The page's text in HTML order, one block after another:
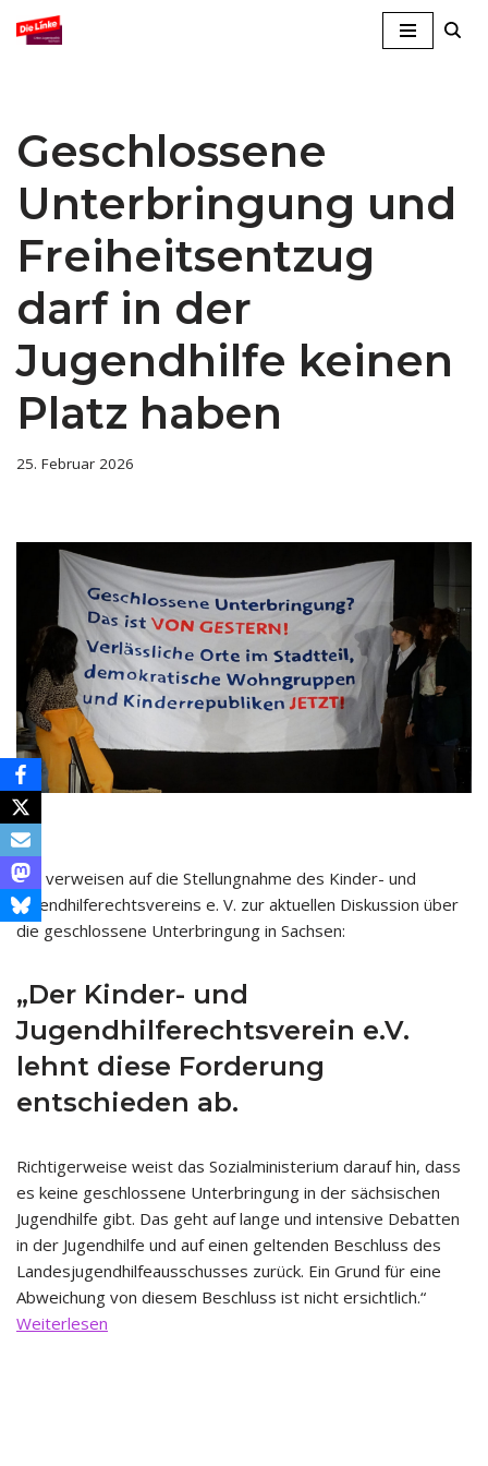
Geschlossene
Unterbringung und
Freiheitsentzug
darf in der
Jugendhilfe keinen
Platz haben
25. Februar 2026
Wir verweisen auf die Stellungnahme des Kinder- und
Jugendhilferechtsvereins e. V. zur aktuellen Diskussion über
die geschlossene Unterbringung in Sachsen:
„Der Kinder- und
Jugendhilferechtsverein e.V.
lehnt diese Forderung
entschieden ab.
Richtigerweise weist das Sozialministerium darauf hin, dass
es keine geschlossene Unterbringung in der sächsischen
Jugendhilfe gibt. Das geht auf lange und intensive Debatten
in der Jugendhilfe und auf einen geltenden Beschluss des
Landesjugendhilfeausschusses zurück. Ein Grund für eine
Abweichung von diesem Beschluss ist nicht ersichtlich.“
Weiterlesen